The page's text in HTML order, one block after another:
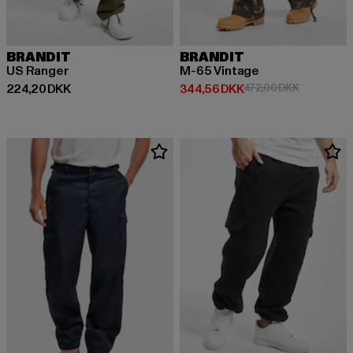
BRANDIT
US Ranger
224,20 DKK
Nuværende pris: 224,20 DKK
BRANDIT
M-65 Vintage
344,56 DKK
Nuværende pris: 344,56 DKK
472,00 DKK